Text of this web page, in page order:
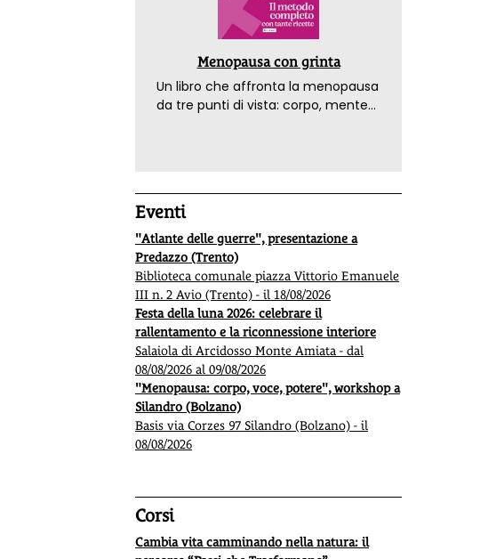
Menopausa con grinta
Un libro che affronta la menopausa
da tre punti di vista: corpo, mente
Eventi
"Atlante delle guerre", presentazione a
Predazzo (Trento)
Biblioteca comunale piazza Vittorio Emanuele
III n. 2 Avio (Trento) - il 18/08/2026
Festa della luna 2026: celebrare il
rallentamento e la riconnessione interiore
Salaiola di Arcidosso Monte Amiata - dal
08/08/2026 al 09/08/2026
"Menopausa: corpo, voce, potere", workshop a
Silandro (Bolzano)
Basis via Corzes 97 Silandro (Bolzano) - il
08/08/2026
Corsi
Cambia vita camminando nella natura: il